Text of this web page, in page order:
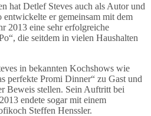
hat Detlef Steves auch als Autor und
entwickelte er gemeinsam mit dem
2013 eine sehr erfolgreiche
die seitdem in vielen Haushalten
in bekannten Kochshows wie
perfekte Promi Dinner“ zu Gast und
Beweis stellen. Sein Auftritt bei
endete sogar mit einem
Steffen Henssler.